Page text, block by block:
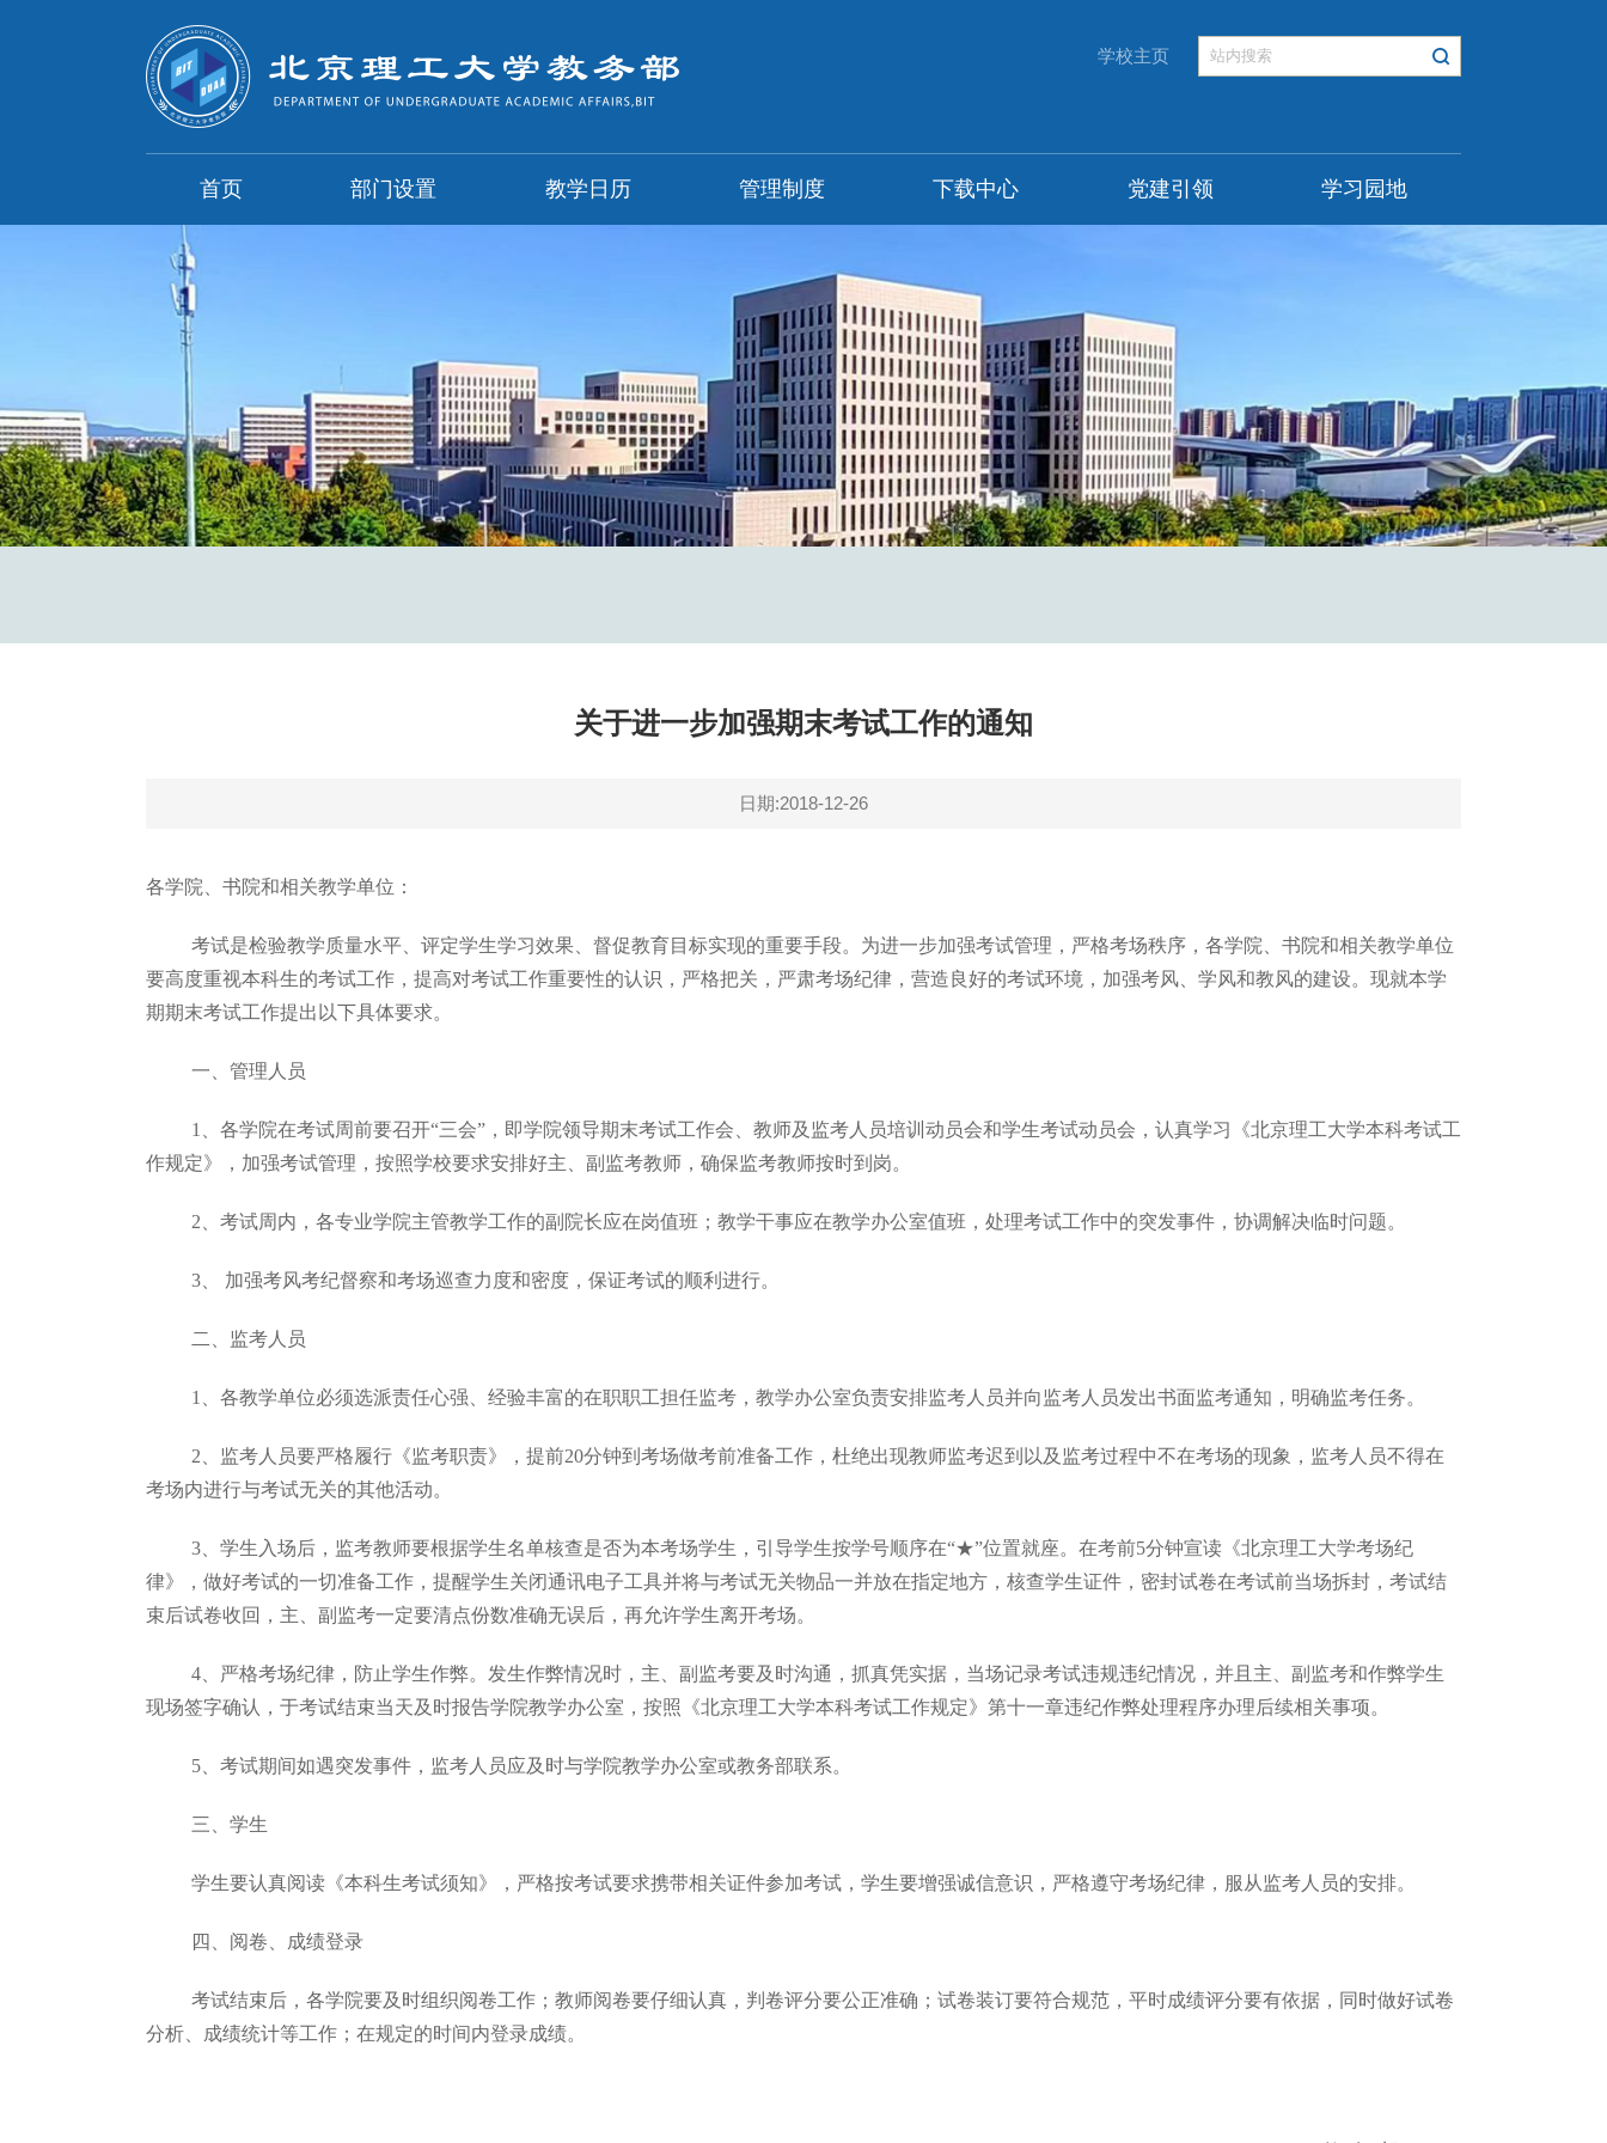
学校主页
首页 部门设置 教学日历 管理制度 下载中心 党建引领 学习园地
关于进一步加强期末考试工作的通知
日期:2018-12-26
各学院、书院和相关教学单位：
考试是检验教学质量水平、评定学生学习效果、督促教育目标实现的重要手段。为进一步加强考试管理，严格考场秩序，各学院、书院和相关教学单位
要高度重视本科生的考试工作，提高对考试工作重要性的认识，严格把关，严肃考场纪律，营造良好的考试环境，加强考风、学风和教风的建设。现就本学
期期末考试工作提出以下具体要求。
一、管理人员
1
、各学院在考试周前要召开“三会”，即学院领导期末考试工作会、教师及监考人员培训动员会和学生考试动员会，认真学习《北京理工大学本科考试工
作规定》，加强考试管理，按照学校要求安排好主、副监考教师，确保监考教师按时到岗。
2 、考试周内，各专业学院主管教学工作的副院长应在岗值班；教学干事应在教学办公室值班，处理考试工作中的突发事件，协调解决临时问题。
3 、 加强考风考纪督察和考场巡查力度和密度，保证考试的顺利进行。
二、监考人员
1 、各教学单位必须选派责任心强、经验丰富的在职职工担任监考，教学办公室负责安排监考人员并向监考人员发出书面监考通知，明确监考任务。
2 、监考人员要严格履行《监考职责》，提前20分钟到考场做考前准备工作，杜绝出现教师监考迟到以及监考过程中不在考场的现象，监考人员不得在
考场内进行与考试无关的其他活动。
3 、学生入场后，监考教师要根据学生名单核查是否为本考场学生，引导学生按学号顺序在“★”位置就座。在考前5分钟宣读《北京理工大学考场纪
律》，做好考试的一切准备工作，提醒学生关闭通讯电子工具并将与考试无关物品一并放在指定地方，核查学生证件，密封试卷在考试前当场拆封，考试结
束后试卷收回，主、副监考一定要清点份数准确无误后，再允许学生离开考场。
4 、严格考场纪律，防止学生作弊。发生作弊情况时，主、副监考要及时沟通，抓真凭实据，当场记录考试违规违纪情况，并且主、副监考和作弊学生
现场签字确认，于考试结束当天及时报告学院教学办公室，按照《北京理工大学本科考试工作规定》第十一章违纪作弊处理程序办理后续相关事项。
5 、考试期间如遇突发事件，监考人员应及时与学院教学办公室或教务部联系。
三、学生
学生要认真阅读《本科生考试须知》，严格按考试要求携带相关证件参加考试，学生要增强诚信意识，严格遵守考场纪律，服从监考人员的安排。
四、阅卷、成绩登录
考试结束后，各学院要及时组织阅卷工作；教师阅卷要仔细认真，判卷评分要公正准确；试卷装订要符合规范，平时成绩评分要有依据，同时做好试卷
分析、成绩统计等工作；在规定的时间内登录成绩。